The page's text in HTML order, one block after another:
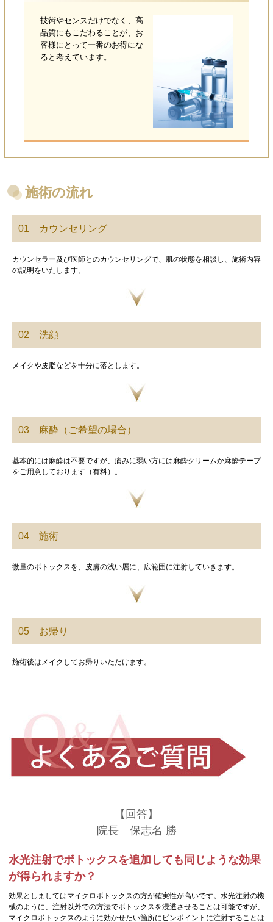
技術やセンスだけでなく、高
品質にもこだわることが、お
客様にとって一番のお得にな
ると考えています。
施術の流れ
01 カウンセリング
カウンセラー及び医師とのカウンセリングで、肌の状態を相談し、施術内容
の説明をいたします。
02 洗顔
メイクや皮脂などを十分に落とします。
03 麻酔（ご希望の場合）
基本的には麻酔は不要ですが、痛みに弱い方には麻酔クリームか麻酔テープ
をご用意しております（有料）。
04 施術
微量のボトックスを、皮膚の浅い層に、広範囲に注射していきます。
05 お帰り
施術後はメイクしてお帰りいただけます。
【回答】
院長 保志名 勝
水光注射でボトックスを追加しても同じような効果
が得られますか？
効果としましてはマイクロボトックスの方が確実性が高いです。水光注射の機
械のように、注射以外での方法でボトックスを浸透させることは可能ですが、
マイクロボトックスのように効かせたい箇所にピンポイントに注射することは